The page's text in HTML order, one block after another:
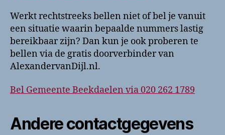
Werkt rechtstreeks bellen niet of bel je vanuit
een situatie waarin bepaalde nummers lastig
bereikbaar zijn? Dan kun je ook proberen te
bellen via de gratis doorverbinder van
AlexandervanDijl.nl.
Bel Gemeente Beekdaelen via 020 262 1789
Andere contactgegevens